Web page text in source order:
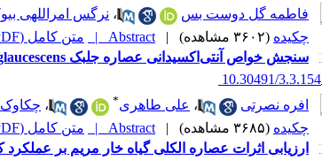
فاطمه گل دوست بس
، نرگس امراللهی
چکیده (۳۶۰۲ مشاهده) |
Abstract | متن کامل (PDF)
سنجش خواص آنتی‌اکسیدانی عصاره جلبک Sargassum glaucescens و بهینه‌سازی استخراج ترکیبات آنتی‌اکسیدانی آن با شبکه عصبی مصنوعی
‎ 10.30491/3.3.154
افره نصرتی
، علی طاهری* ،
چکیده (۳۶۸۵ مشاهده) |
Abstract | متن کامل (PDF)
ارزیابی اثرات عصاره الکلی گیاه خار مریم بر